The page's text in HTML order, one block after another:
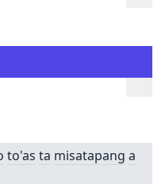
to'as ta misatapang a